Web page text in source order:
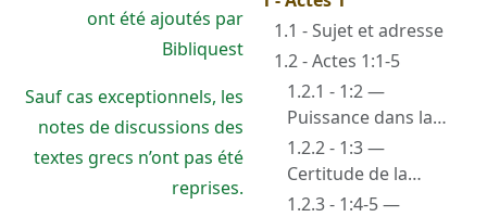
ont été ajoutés par
Bibliquest
Sauf cas exceptionnels, les
notes de discussions des
textes grecs n’ont pas été
reprises.
1.1 - Sujet et adresse
1.2 - Actes 1:1-5
1.2.1 - 1:2 —
Puissance dans la
vie de résurrection
1.2.2 - 1:3 —
Certitude de la
résurrection
1.2.3 - 1:4-5 —